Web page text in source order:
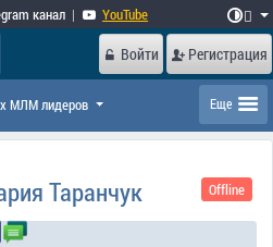
канал | YouTube 
Войти Регистрация
МЛМ лидеров Еще
Таранчук Offline